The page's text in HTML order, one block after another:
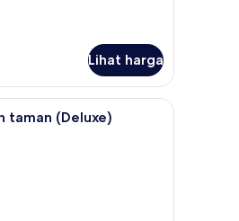
Lihat harga
ekstra lembut, dan minibar
Suite Junior, pemandangan taman
taman (Deluxe)